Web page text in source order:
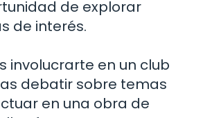
de explorar
de interés.
involucrarte en un club
debatir sobre temas
en una obra de